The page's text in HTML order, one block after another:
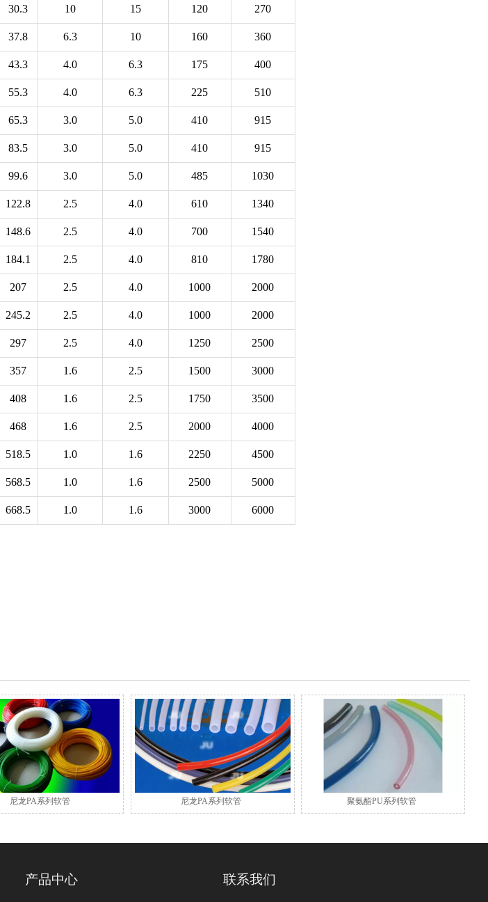
30.3 10 15 120 270
37.8 6.3 10 160 360
43.3 4.0 6.3 175 400
55.3 4.0 6.3 225 510
65.3 3.0 5.0 410 915
83.5 3.0 5.0 410 915
99.6 3.0 5.0 485 1030
122.8 2.5 4.0 610 1340
148.6 2.5 4.0 700 1540
184.1 2.5 4.0 810 1780
207 2.5 4.0 1000 2000
245.2 2.5 4.0 1000 2000
297 2.5 4.0 1250 2500
357 1.6 2.5 1500 3000
408 1.6 2.5 1750 3500
468 1.6 2.5 2000 4000
518.5 1.0 1.6 2250 4500
568.5 1.0 1.6 2500 5000
668.5 1.0 1.6 3000 6000
尼龙PA系列软管 尼龙PA系列软管 聚氨酯PU系列软管
产品中心 联系我们